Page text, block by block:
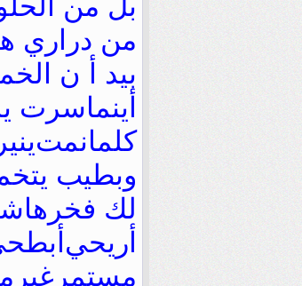
ﺑﻞ ﻣﻦ
ﻣﻦ ﺩﺭﺍﺭﻱ
ﺑﻴﺪ ﺃ ﻥ
ﺃﻳﻨﻤﺎﺳﺮﺕ
ﻭﺑﻄﻴﺐ
ﻟﻚ